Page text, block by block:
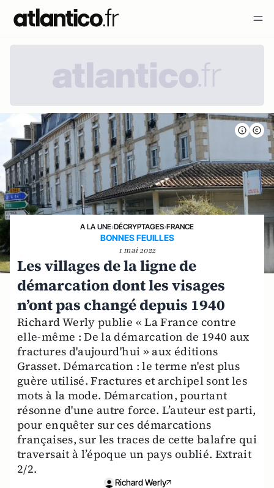
A LA UNE›DÉCRYPTAGES›FRANCE
BONNES FEUILLES
1 mai 2022
Les villages de la ligne de
démarcation dont les visages
n’ont pas changé depuis 1940
Richard Werly publie « La France contre
elle-même : De la démarcation de 1940 aux
fractures d'aujourd'hui » aux éditions
Grasset. Démarcation : le terme n'est plus
guère utilisé. Fractures et archipel sont les
mots à la mode. Démarcation, pourtant
résonne d'une autre force. L’auteur est parti,
pour enquêter sur ces démarcations
françaises, sur les traces de cette balafre qui
traversait à l’époque un pays oublié. Extrait
2/2.
Richard Werly